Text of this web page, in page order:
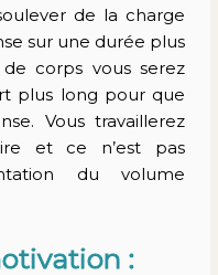
de la charge
sur une durée plus
corps vous serez
plus long pour que
Vous travaillerez
et ce n’est pas
du volume
: